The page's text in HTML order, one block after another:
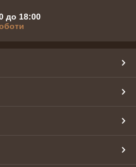
до 18:00